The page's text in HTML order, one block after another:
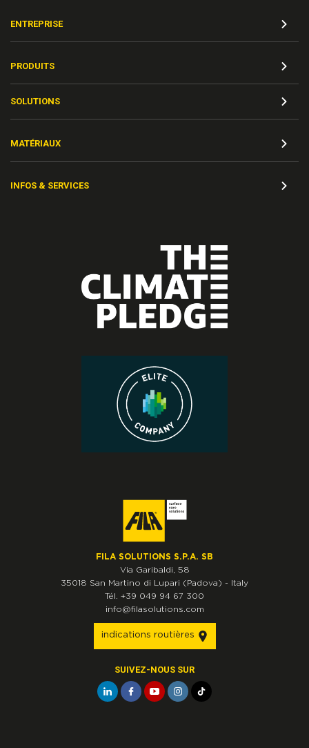
ENTREPRISE
PRODUITS
SOLUTIONS
MATÉRIAUX
INFOS & SERVICES
FILA SOLUTIONS S.P.A. SB
Via Garibaldi, 58
35018 San Martino di Lupari (Padova) -
Italy
Tél. +39 049 94 67 300
info@filasolutions.com
indications routières
SUIVEZ-NOUS SUR